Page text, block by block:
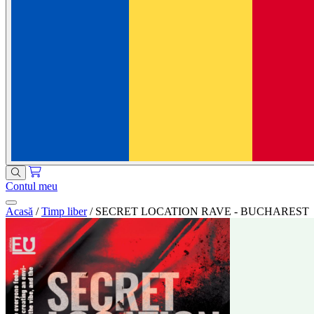
Contul meu
Acasă / Timp liber / SECRET LOCATION RAVE - BUCHAREST